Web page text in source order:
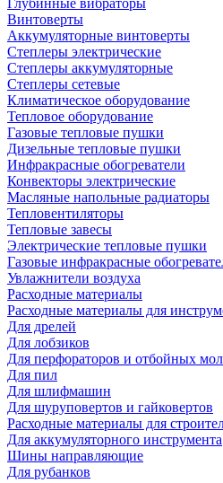
Глубинные вибраторы
Винтоверты
Аккумуляторные винтоверты
Степлеры электрические
Степлеры аккумуляторные
Степлеры сетевые
Климатическое оборудование
Тепловое оборудование
Газовые тепловые пушки
Дизельные тепловые пушки
Инфракрасные обогреватели
Конвекторы электрические
Масляные напольные радиаторы
Тепловентиляторы
Тепловые завесы
Электрические тепловые пушки
Газовые инфракрасные
Увлажнители воздуха
Расходные материалы
Расходные материалы для
Для дрелей
Для лобзиков
Для перфораторов и отбойных
Для пил
Для шлифмашин
Для шуруповертов и гайковертов
Расходные материалы для
Для аккумуляторного инструмента
Шины направляющие
Для рубанков